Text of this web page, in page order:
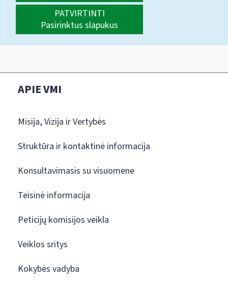
PATVIRTINTI
Pasirinktus slapukus
APIE VMI
Misija, Vizija ir Vertybės
Struktūra ir kontaktinė informacija
Konsultavimasis su visuomene
Teisinė informacija
Peticijų komisijos veikla
Veiklos sritys
Kokybės vadyba